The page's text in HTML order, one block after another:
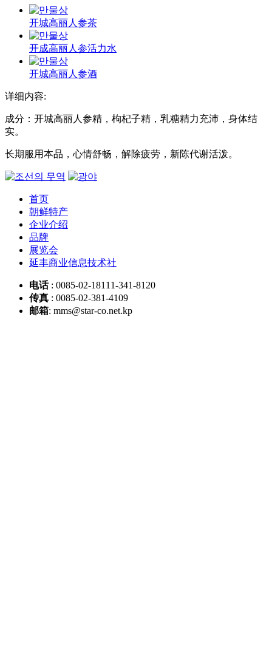
开城高丽人参茶
开成高丽人参活力水
开城高丽人参酒
详细内容:
成分：开城高丽人参精，枸杞子精，乳糖精力充沛，身体结
实。
长期服用本品，心情舒畅，解除疲劳，新陈代谢活泼。
首页
朝鲜特产
企业介绍
品牌
展览会
延丰商业信息技术社
电话: 0085-02-18111-341-8120
传真 : 0085-02-381-4109
邮箱: mms@star-co.net.kp